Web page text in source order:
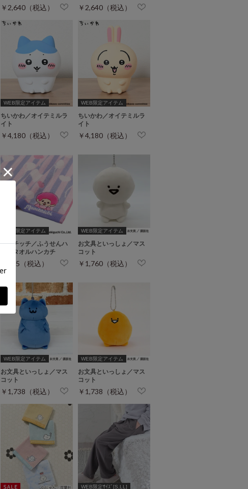
￥2,640（税込） ￥2,640（税込）
WEB限定アイテム
ちいかわ／オイテミルラ
イト
￥4,180（税込）
WEB限定アイテム
ちいかわ／オイテミルラ
イト
￥4,180（税込）
WEB限定アイテム
モンチッチ／ふうせんハ
ートタオルハンカチ
￥825（税込）
WEB限定アイテム
お文具といっしょ／マス
コット
￥1,760（税込）
WEB限定アイテム
お文具といっしょ／マス
コット
￥1,738（税込）
WEB限定アイテム
お文具といっしょ／マス
コット
￥1,738（税込）
WEB限定ｻｲｽﾞ[S,LL]